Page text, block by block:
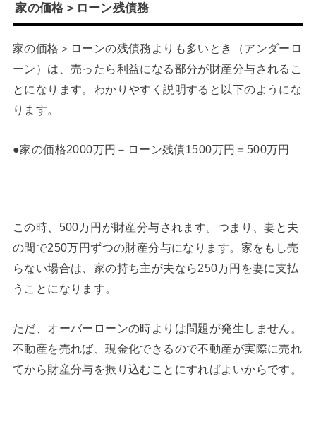
家の価格＞ローン残債務
家の価格＞ローンの残債務よりも多いとき（アンダーロ
ーン）は、売ったら利益になる部分が財産分与されるこ
とになります。わかりやすく説明すると以下のようにな
ります。
●家の価格2000万円－ローン残債1500万円＝500万円
この時、500万円が財産分与されます。つまり、妻と夫
の間で250万円ずつの財産分与になります。家をもし売
らない場合は、家の持ち主が夫なら250万円を妻に支払
うことになります。
ただ、オーバーローンの時よりは問題が発生しません。
不動産を売れば、現金化できるので不動産が実際に売れ
てから財産分与を振り込むことにすればよいからです。